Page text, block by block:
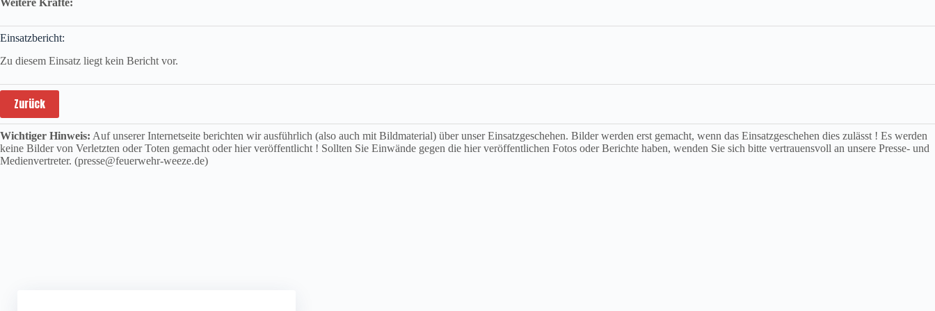
Weitere Kräfte:
Einsatzbericht:
Zu diesem Einsatz liegt kein Bericht vor.
Zurück
Wichtiger Hinweis: Auf unserer Internetseite berichten wir ausführlich (also auch mit Bildmaterial) über unser Einsatzgeschehen. Bilder werden erst gemacht, wenn das Einsatzgeschehen dies zulässt ! Es werden
keine Bilder von Verletzten oder Toten gemacht oder hier veröffentlicht ! Sollten Sie Einwände gegen die hier veröffentlichen Fotos oder Berichte haben, wenden Sie sich bitte vertrauensvoll an unsere Presse- und
Medienvertreter. (presse@feuerwehr-weeze.de)